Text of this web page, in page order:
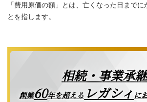
「費用原価の額」とは、亡くなった日までに
とを指します。
相続・事業承
創業60年を超える レガシィ に